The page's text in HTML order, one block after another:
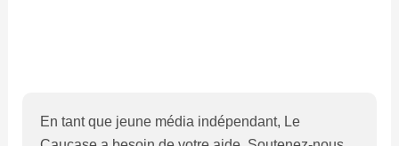
En tant que jeune média indépendant, Le